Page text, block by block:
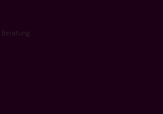
Beratung